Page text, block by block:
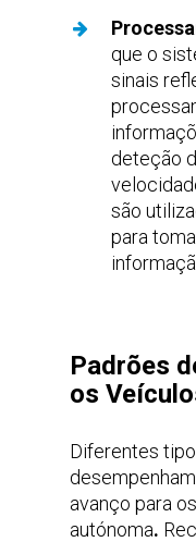
que o
sinais
deteção
são
para
Padrões
os
Diferentes
avanço para
autónoma.